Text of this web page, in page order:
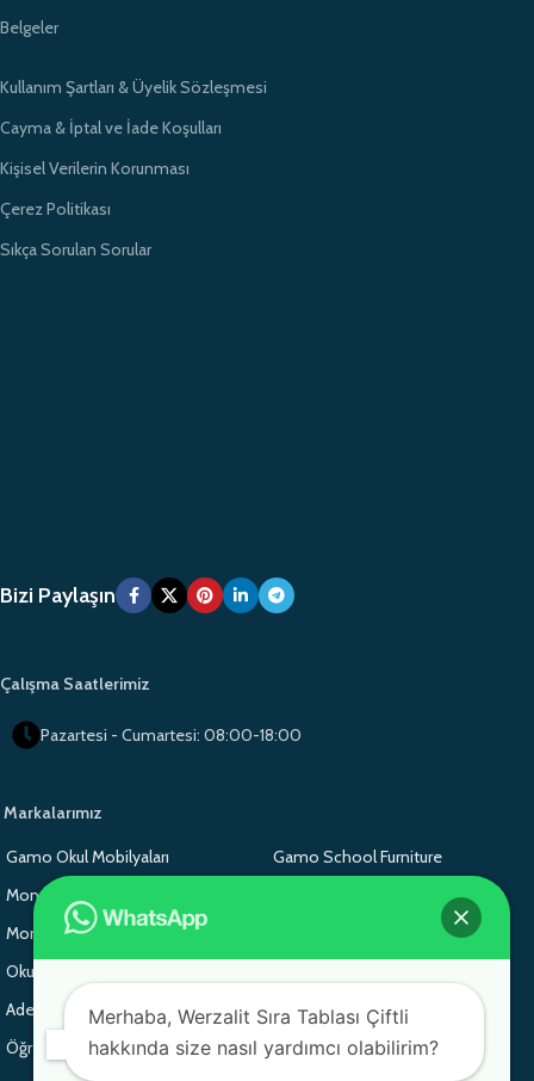
Belgeler
Kullanım Şartları & Üyelik Sözleşmesi
Cayma & İptal ve İade Koşulları
Kişisel Verilerin Korunması
Çerez Politikası
Sıkça Sorulan Sorular
Bizi Paylaşın
Çalışma Saatlerimiz
Pazartesi - Cumartesi: 08:00-18:00
Markalarımız
Gamo Okul Mobilyaları
Gamo School Furniture
Monoblok Sandalye
Monoblok Sandalye
Okul Sırası
Adem Koç Plastik
Adem Koç Plastik
Öğrenci Sırası
Merhaba, Werzalit Sıra Tablası Çiftli
hakkında size nasıl yardımcı olabilirim?